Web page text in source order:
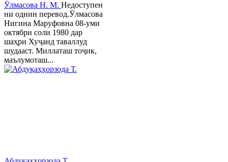
Ӯлмасова Н. М. Недоступен
ни однин перевод.Ӯлмасова
Нигина Маруфовна 08-уми
октябри соли 1980 дар
шаҳри Хуҷанд таваллуд
шудааст. Миллаташ тоҷик,
маълумоташ...